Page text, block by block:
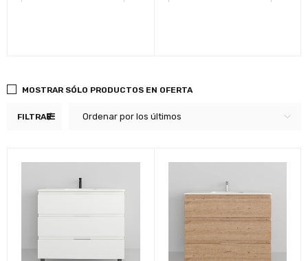
FILTRAR Ordenar por los últimos
MOSTRAR SÓLO PRODUCTOS EN OFERTA